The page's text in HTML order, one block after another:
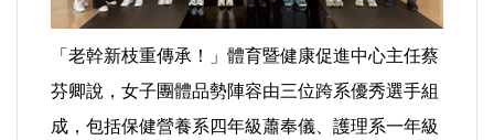
「老幹新枝重傳承！」體育暨健康促進中心主任蔡
芬卿說，女子團體品勢陣容由三位跨系優秀選手組
成，包括保健營養系四年級蕭奉儀、護理系一年級